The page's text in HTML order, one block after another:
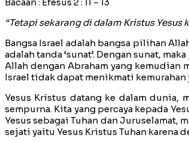
“Tetapi sekarang di dalam Kristus Yesus
Bangsa Israel adalah bangsa pilihan
adalah tanda ‘sunat’. Dengan sunat,
Allah dengan Abraham yang kemudian
Israel tidak dapat menikmati
Yesus Kristus datang ke dalam dunia,
sempurna. Kita yang percaya kepada
Yesus sebagai Tuhan dan Juruselamat,
sejati yaitu Yesus Kristus Tuhan karena